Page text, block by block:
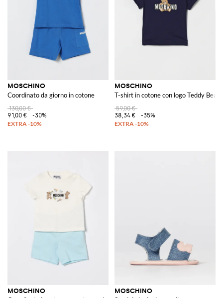
MOSCHINO
Coordinato da giorno in cotone
130,00 €
91,00 €
-30%
MOSCHINO
T-shirt in cotone con logo Teddy Bear
59,00 €
38,34 €
-35%
MOSCHINO MOSCHINO